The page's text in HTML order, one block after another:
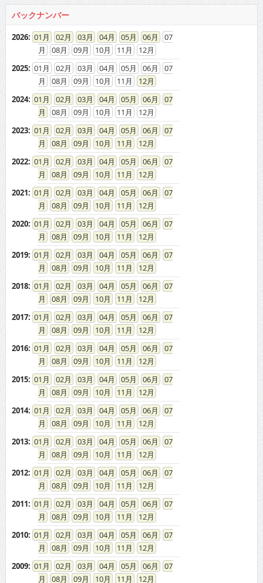
バックナンバー
2026: 01 02 03 04 05 06
07
08
09 10 11
12
2025: 01 02 03 04 05 06
07
08
09 10 11
12
2024: 01 02 03 04 05 06
07
08
09 10 11
12
2023: 01 02 03 04 05 06
07
08
09 10 11
12
2022: 01 02 03 04 05 06
07
08
09 10 11
12
2021: 01 02 03 04 05 06
07
08
09 10 11
12
2020: 01 02 03 04 05 06
07
08
09 10 11
12
2019: 01 02 03 04 05 06
07
08
09 10 11
12
2018: 01 02 03 04 05 06
07
08
09 10 11
12
2017: 01 02 03 04 05 06
07
08
09 10 11
12
2016: 01 02 03 04 05 06
07
08
09 10 11
12
2015: 01 02 03 04 05 06
07
08
09 10 11
12
2014: 01 02 03 04 05 06
07
08
09 10 11
12
2013: 01 02 03 04 05 06
07
08
09 10 11
12
2012: 01 02 03 04 05 06
07
08
09 10 11
12
2011: 01 02 03 04 05 06
07
08
09 10 11
12
2010: 01 02 03 04 05 06
07
08
09 10 11
12
2009: 01 02 03 04 05 06
07
08
09 10 11
12